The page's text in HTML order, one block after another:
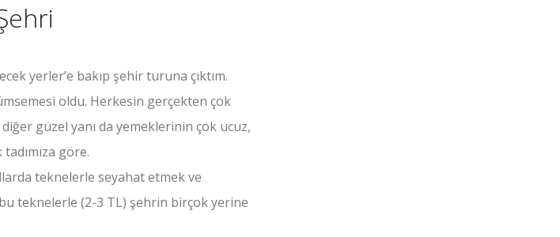
yerler’e bakıp şehir turuna çıktım.
oldu. Herkesin gerçekten çok
güzel yanı da yemeklerinin çok ucuz,
göre.
teknelerle seyahat etmek ve
teknelerle (2-3 TL) şehrin birçok yerine